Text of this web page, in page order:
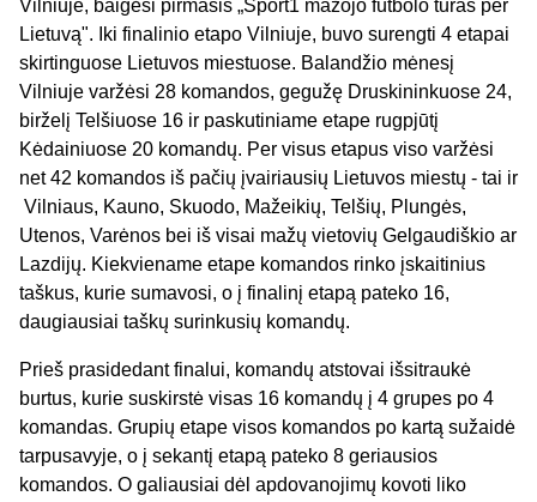
Vilniuje, baigėsi pirmasis „Sport1 mažojo futbolo turas per
Lietuvą". Iki finalinio etapo Vilniuje, buvo surengti 4 etapai
skirtinguose Lietuvos miestuose. Balandžio mėnesį
Vilniuje varžėsi 28 komandos, gegužę Druskininkuose 24,
birželį Telšiuose 16 ir paskutiniame etape rugpjūtį
Kėdainiuose 20 komandų. Per visus etapus viso varžėsi
net 42 komandos iš pačių įvairiausių Lietuvos miestų - tai ir
Vilniaus, Kauno, Skuodo, Mažeikių, Telšių, Plungės,
Utenos, Varėnos bei iš visai mažų vietovių Gelgaudiškio ar
Lazdijų. Kiekviename etape komandos rinko įskaitinius
taškus, kurie sumavosi, o į finalinį etapą pateko 16,
daugiausiai taškų surinkusių komandų.
Prieš prasidedant finalui, komandų atstovai išsitraukė
burtus, kurie suskirstė visas 16 komandų į 4 grupes po 4
komandas. Grupių etape visos komandos po kartą sužaidė
tarpusavyje, o į sekantį etapą pateko 8 geriausios
komandos. O galiausiai dėl apdovanojimų kovoti liko